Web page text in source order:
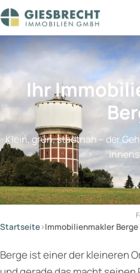
Zum Inhalt springen
Ihr
Klein, grün, stadtnah – der
Startseite›Immobilienmakler Berge
Berge ist einer der kleineren